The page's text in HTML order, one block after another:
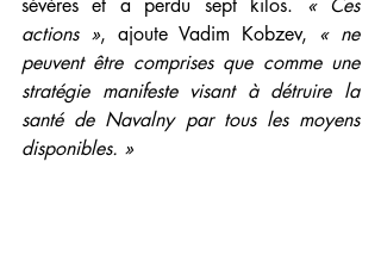
sévères et a perdu sept kilos. « Ces
actions », ajoute Vadim Kobzev, « ne
peuvent être comprises que comme une
stratégie manifeste visant à détruire la
santé de Navalny par tous les moyens
disponibles. »